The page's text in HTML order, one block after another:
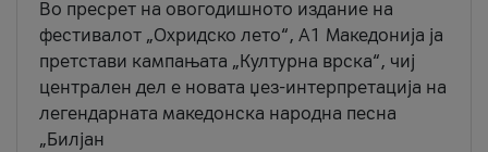
Во пресрет на овогодишното издание на
фестивалот „Охридско лето“, А1 Македонија ја
претстави кампањата „Културна врска“, чиј
централен дел е новата џез-интерпретација на
легендарната македонска народна песна
„Билјан